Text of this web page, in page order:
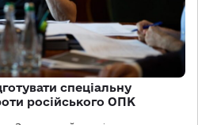
спеціальну
російського ОПК